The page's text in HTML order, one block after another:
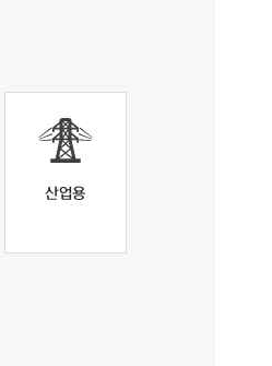
산업용